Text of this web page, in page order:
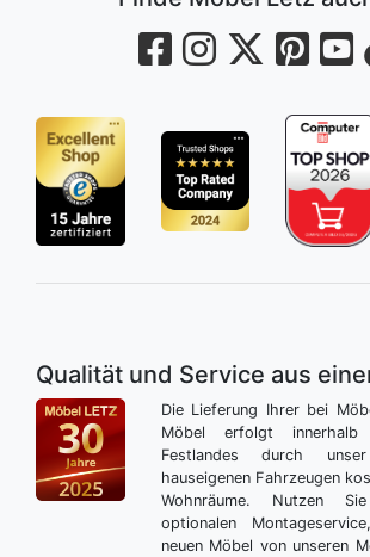
Qualität und Service aus
Die Lieferung Ihrer bei
Möbel erfolgt
Festlandes durch
hauseigenen Fahrzeugen
Wohnräume. Nutzen
optionalen
neuen Möbel von unseren